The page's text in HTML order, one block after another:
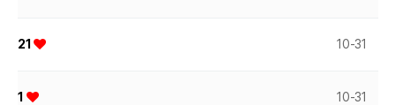
21 10-31
1 10-31